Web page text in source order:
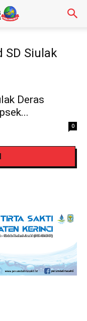
SD Siulak
Deras
0
di Gunung
Segelas
Vs
Mesum Hot